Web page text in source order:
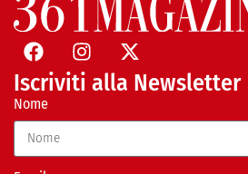
Iscriviti alla Newsletter
Nome